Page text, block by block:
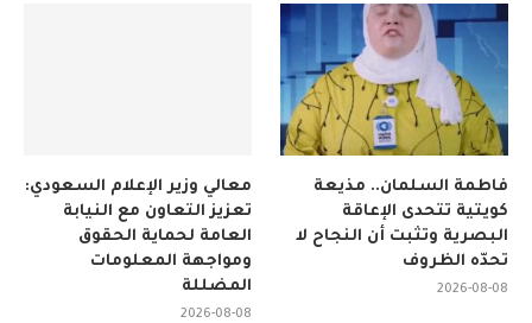
معالي وزير الإعلام السعودي:
تعزيز التعاون مع النيابة
العامة لحماية الحقوق
ومواجهة المعلومات
المضللة
2026-08-08
فاطمة السلمان.. مذيعة
كويتية تتحدى الإعاقة
البصرية وتثبت أن النجاح لا
تحدّه الظروف
2026-08-08